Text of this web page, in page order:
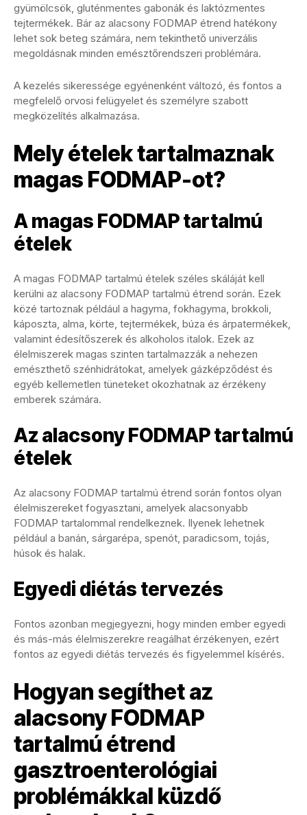
gyümölcsök, gluténmentes gabonák és laktózmentes
tejtermékek. Bár az alacsony FODMAP étrend hatékony
lehet sok beteg számára, nem tekinthető univerzális
megoldásnak minden emésztőrendszeri problémára.
A kezelés sikeressége egyénenként változó, és fontos a
megfelelő orvosi felügyelet és személyre szabott
megközelítés alkalmazása.
Mely ételek tartalmaznak
magas FODMAP-ot?
A magas FODMAP tartalmú
ételek
A magas FODMAP tartalmú ételek széles skáláját kell
kerülni az alacsony FODMAP tartalmú étrend során. Ezek
közé tartoznak például a hagyma, fokhagyma, brokkoli,
káposzta, alma, körte, tejtermékek, búza és árpatermékek,
valamint édesítőszerek és alkoholos italok. Ezek az
élelmiszerek magas szinten tartalmazzák a nehezen
emészthető szénhidrátokat, amelyek gázképződést és
egyéb kellemetlen tüneteket okozhatnak az érzékeny
emberek számára.
Az alacsony FODMAP tartalmú
ételek
Az alacsony FODMAP tartalmú étrend során fontos olyan
élelmiszereket fogyasztani, amelyek alacsonyabb
FODMAP tartalommal rendelkeznek. Ilyenek lehetnek
például a banán, sárgarépa, spenót, paradicsom, tojás,
húsok és halak.
Egyedi diétás tervezés
Fontos azonban megjegyezni, hogy minden ember egyedi
és más-más élelmiszerekre reagálhat érzékenyen, ezért
fontos az egyedi diétás tervezés és figyelemmel kísérés.
Hogyan segíthet az
alacsony FODMAP
tartalmú étrend
gasztroenterológiai
problémákkal küzdő